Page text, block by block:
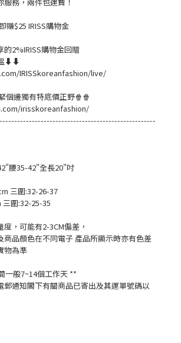
賺$25 IRISS購物金
2%IRISS購物金回贈
⬇⬇
IRISSkoreanfashion/live/
個邊獨有特底價正野🍿🍿
irisskoreanfashion/
腰35-42"全長20"吋
三圍:32-26-37
三圍:32-25-35
，可能有2-3CM偏差，
商品顏色在不同電子 產品所顯示時亦有色差
物為準
一般7~14個工作天 **
郵通知閣下有關商品已寄出及其運單號碼以